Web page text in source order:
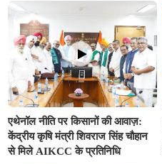
एथेनॉल नीति पर किसानों की आवाज़:
केंद्रीय कृषि मंत्री शिवराज सिंह चौहान
से मिले AIKCC के प्रतिनिधि